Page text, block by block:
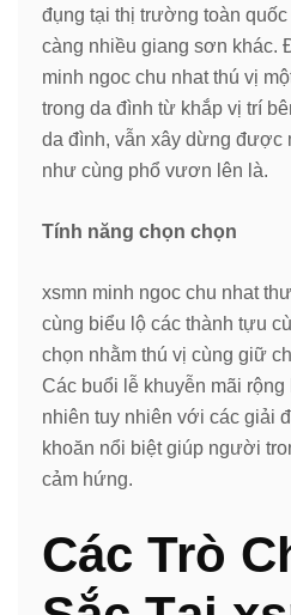
đụng tại thị trường toàn
càng nhiều giang sơn khác.
minh ngoc chu nhat thú vị
trong da đình từ khắp vị trí
da đình, vẫn xây dừng được
như cùng phổ vươn lên là.
Tính năng chọn chọn
xsmn minh ngoc chu nhat
cùng biểu lộ các thành tựu
chọn nhằm thú vị cùng giữ
Các buổi lễ khuyễn mãi
nhiên tuy nhiên với các giải
khoăn nổi biệt giúp người
cảm hứng.
Các Trò